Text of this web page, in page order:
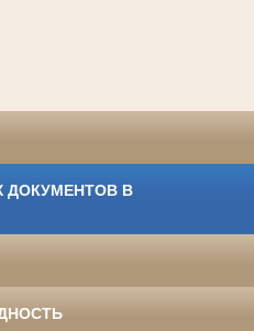
ДОКУМЕНТОВ В